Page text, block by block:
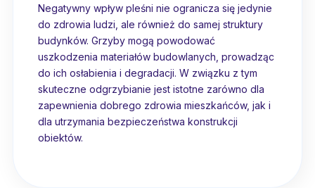
Negatywny wpływ pleśni nie ogranicza się jedynie
do zdrowia ludzi, ale również do samej struktury
budynków. Grzyby mogą powodować
uszkodzenia materiałów budowlanych, prowadząc
do ich osłabienia i degradacji. W związku z tym
skuteczne odgrzybianie jest istotne zarówno dla
zapewnienia dobrego zdrowia mieszkańców, jak i
dla utrzymania bezpieczeństwa konstrukcji
obiektów.